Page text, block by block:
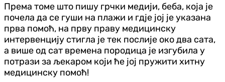
Према томе што пишу грчки медији, беба, која је
почела да се гуши на плажи и гдје јој је указана
прва помоћ, на прву праву медицинску
интервенцију стигла је тек послије око два сата,
а више од сат времена породица је изгубила у
потрази за љекаром који ће јој пружити хитну
медицинску помоћ!